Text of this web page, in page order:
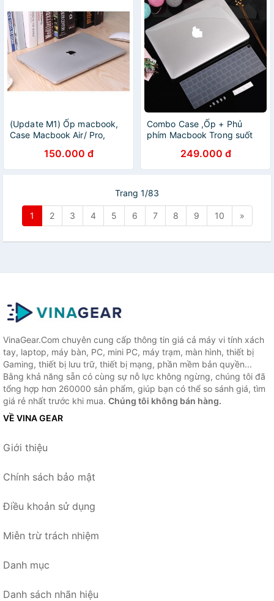
(Update M1) Ốp macbook,
Case Macbook Air/ Pro,
TRONG SUỐT LOẠI CAO
CẤP
150.000 đ
Combo Case ,Ốp + Phủ
phím Macbook Trong suốt
Chống gãy đầu dây sạc )
249.000 đ
Trang 1/83
1 2 3 4 5 6 7 8 9 10 »
VinaGear.Com chuyên cung cấp thông tin giá cả máy vi tính xách
tay, laptop, máy bàn, PC, mini PC, máy trạm, màn hình, thiết bị
Gaming, thiết bị lưu trữ, thiết bị mạng, phần mềm bản quyền...
Bằng khả năng sẵn có cùng sự nỗ lực không ngừng, chúng tôi đã
tổng hợp hơn 260000 sản phẩm, giúp bạn có thể so sánh giá, tìm
giá rẻ nhất trước khi mua. Chúng tôi không bán hàng.
VỀ VINA GEAR
Giới thiệu
Chính sách bảo mật
Điều khoản sử dụng
Miễn trừ trách nhiệm
Danh mục
Danh sách nhãn hiệu